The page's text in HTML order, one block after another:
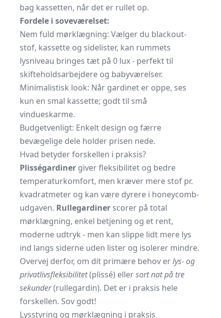
bag kassetten, når det er rullet op.
Fordele i soveværelset:
Nem fuld mørklægning: Vælger du blackout-
stof, kassette og sidelister, kan rummets
lysniveau bringes tæt på 0 lux - perfekt til
skifteholdsarbejdere og babyværelser.
Minimalistisk look: Når gardinet er oppe, ses
kun en smal kassette; godt til små
vindueskarme.
Budgetvenligt: Enkelt design og færre
bevægelige dele holder prisen nede.
Hvad betyder forskellen i praksis?
Plisségardiner giver fleksibilitet og bedre
temperaturkomfort, men kræver mere stof pr.
kvadratmeter og kan være dyrere i honeycomb-
udgaven. Rullegardiner scorer på total
mørklægning, enkel betjening og et rent,
moderne udtryk - men kan slippe lidt mere lys
ind langs siderne uden lister og isolerer mindre.
Overvej derfor, om dit primære behov erlys- og
privatlivs­fleksibilitet(plissé) ellersort nat på tre
sekunder(rullegardin). Det er i praksis hele
forskellen. Sov godt!
Lysstyring og mørklægning i praksis